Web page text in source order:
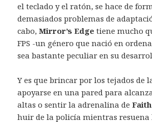
el teclado y el ratón, se hace de
demasiados problemas de
cabo,Mirror’s Edge tiene mucho
FPS -un género que nació en
sea bastante peculiar en su
Y es que brincar por los tejados de
apoyarse en una pared para
altas o sentir la adrenalina de Faith
huir de la policía mientras